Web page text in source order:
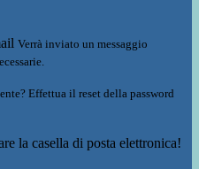
Verrà inviato un messaggio
Effettua il reset della password
la casella di posta elettronica!